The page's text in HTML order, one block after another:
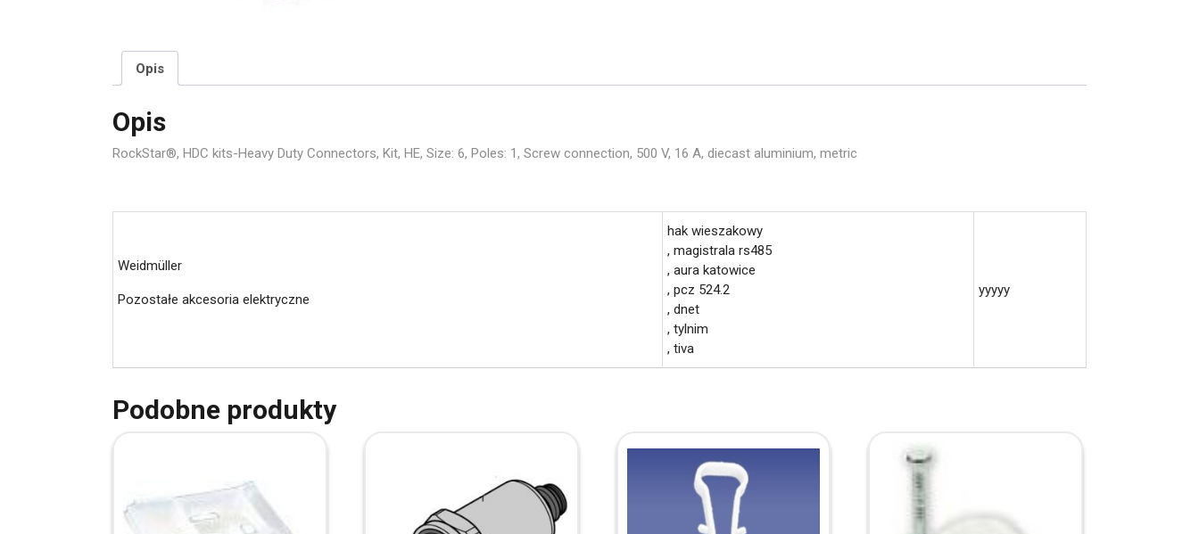
Opis
Opis
RockStar®, HDC kits-Heavy Duty Connectors, Kit, HE, Size: 6, Poles: 1, Screw connection, 500 V, 16 A, diecast aluminium, metric
Weidmüller
Pozostałe akcesoria elektryczne
hak wieszakowy
, magistrala rs485
, aura katowice
, pcz 524.2
, dnet
, tylnim
, tiva
yyyyy
Podobne produkty